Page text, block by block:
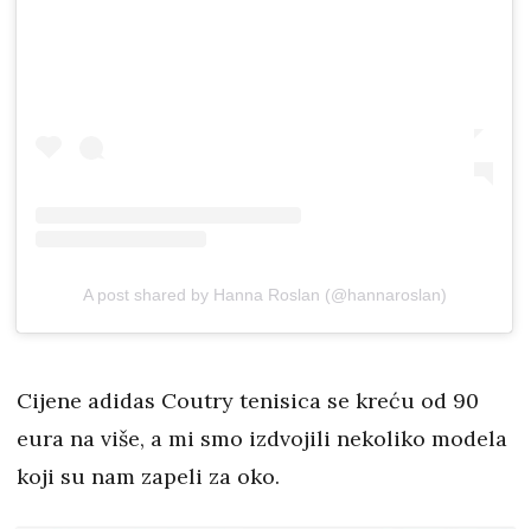
A post shared by Hanna Roslan (@hannaroslan)
Cijene adidas Coutry tenisica se kreću od 90
eura na više, a mi smo izdvojili nekoliko modela
koji su nam zapeli za oko.